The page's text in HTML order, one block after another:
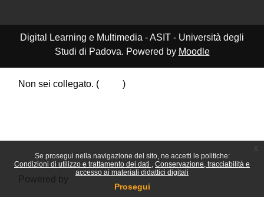
Se prosegui nella navigazione del sito, ne accetti le politiche:
Condizioni di utilizzo e trattamento dei dati
Conservazione, tracciabilità e
accesso ai materiali didattici digitali
Prosegui
Digital Learning e Multimedia - ASIT - Università degli
Studi di Padova. Powered by Moodle
Non sei collegato. (
)
Powered by Moodle